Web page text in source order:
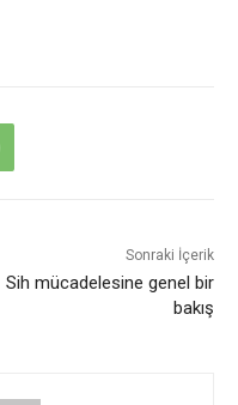
Sonraki İçerik
Sih mücadelesine genel bir
bakış